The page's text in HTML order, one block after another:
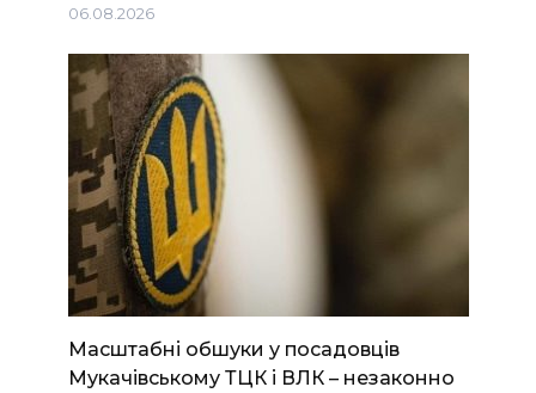
06.08.2026
Масштабні обшуки у посадовців
Мукачівському ТЦК і ВЛК – незаконно